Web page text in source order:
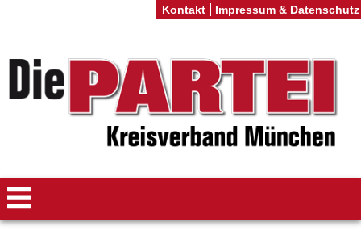
Kontakt Impressum & Datenschutz